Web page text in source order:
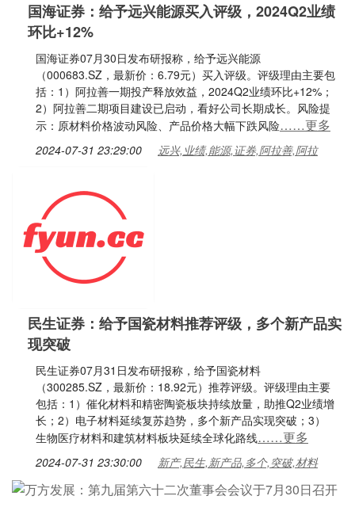
国海证券：给予远兴能源买入评级，2024Q2业绩
环比+12%
国海证券07月30日发布研报称，给予远兴能源
（000683.SZ，最新价：6.79元）买入评级。评级理由主要包
括：1）阿拉善一期投产释放效益，2024Q2业绩环比+12%；
2）阿拉善二期项目建设已启动，看好公司长期成长。风险提
示：原材料价格波动风险、产品价格大幅下跌风险……更多
2024-07-31 23:29:00 远兴,业绩,能源,证券,阿拉善,阿拉
民生证券：给予国瓷材料推荐评级，多个新产品实
现突破
民生证券07月31日发布研报称，给予国瓷材料
（300285.SZ，最新价：18.92元）推荐评级。评级理由主要
包括：1）催化材料和精密陶瓷板块持续放量，助推Q2业绩增
长；2）电子材料延续复苏趋势，多个新产品实现突破；3）
生物医疗材料和建筑材料板块延续全球化路线……更多
2024-07-31 23:30:00 新产,民生,新产品,多个,突破,材料